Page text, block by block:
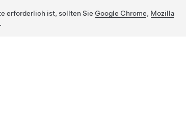
erforderlich ist, sollten Sie Google Chrome, Mozilla